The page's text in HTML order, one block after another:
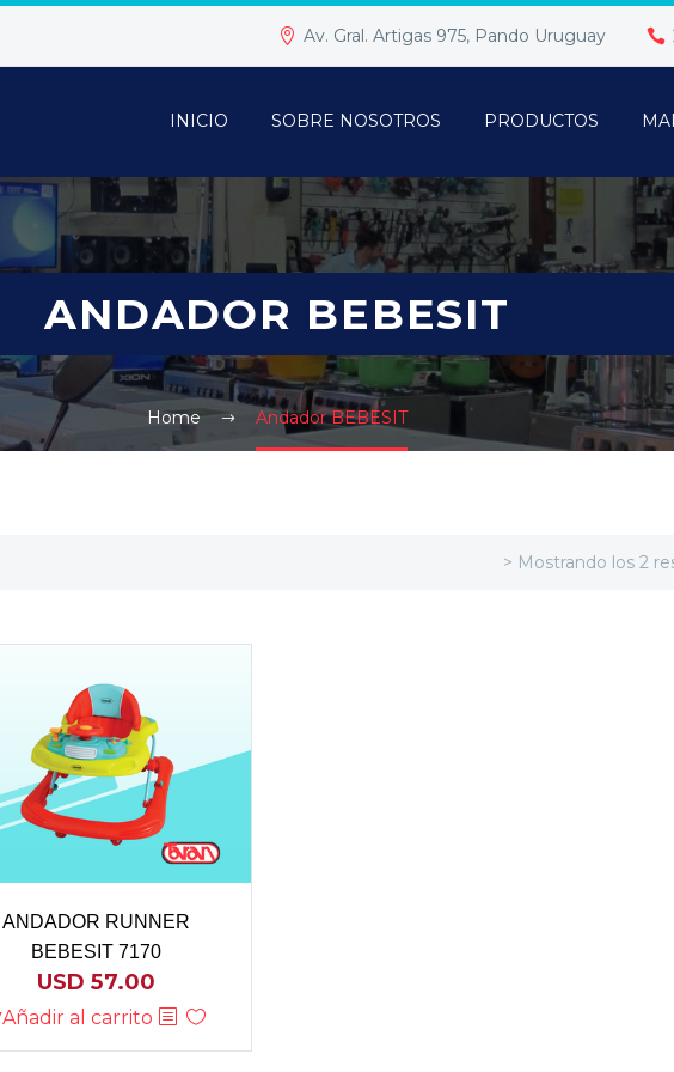
Av. Gral. Artigas 975, Pando Uruguay
INICIO SOBRE NOSOTROS PRODUCTOS
ANDADOR BEBESIT
Home Andador BEBESIT
> Mostrando los 2
ANDADOR RUNNER
BEBESIT 7170
USD57.00
Añadir al carrito